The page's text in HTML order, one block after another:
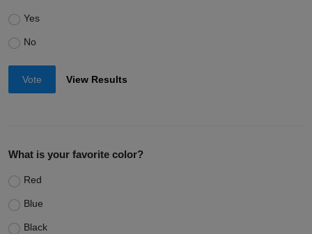
Yes
No
Vote View Results
What is your favorite color?
Red
Blue
Black